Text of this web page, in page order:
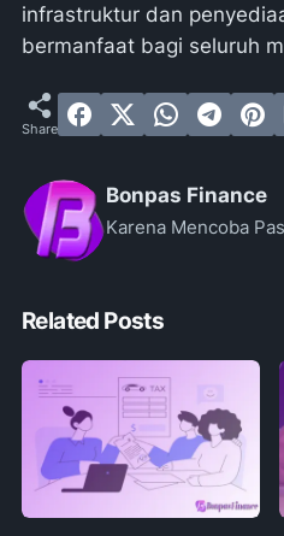
infrastruktur dan
bermanfaat bagi seluruh
Bonpas Finance
Karena Mencoba
Related Posts